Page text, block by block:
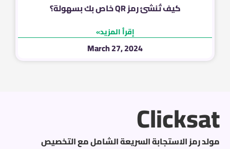
كيف تُنشئ رمز QR خاص بك بسهولة؟
إقرأ المزيد»
March 27, 2024
Clicksat
مولد رمز الاستجابة السريعة الشامل مع التخصيص